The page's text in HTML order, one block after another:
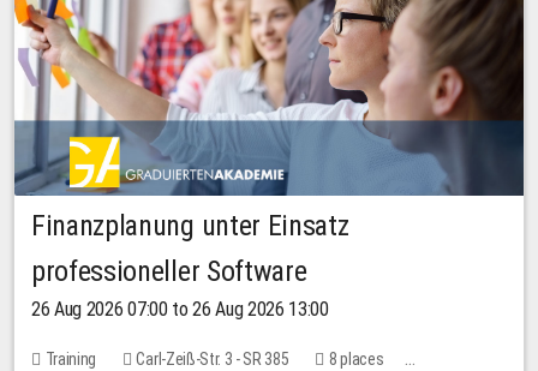
Finanzplanung unter Einsatz
professioneller Software
26 Aug 2026 07:00 to 26 Aug 2026 13:00
Training Carl-Zeiß-Str. 3 - SR 385
8 places